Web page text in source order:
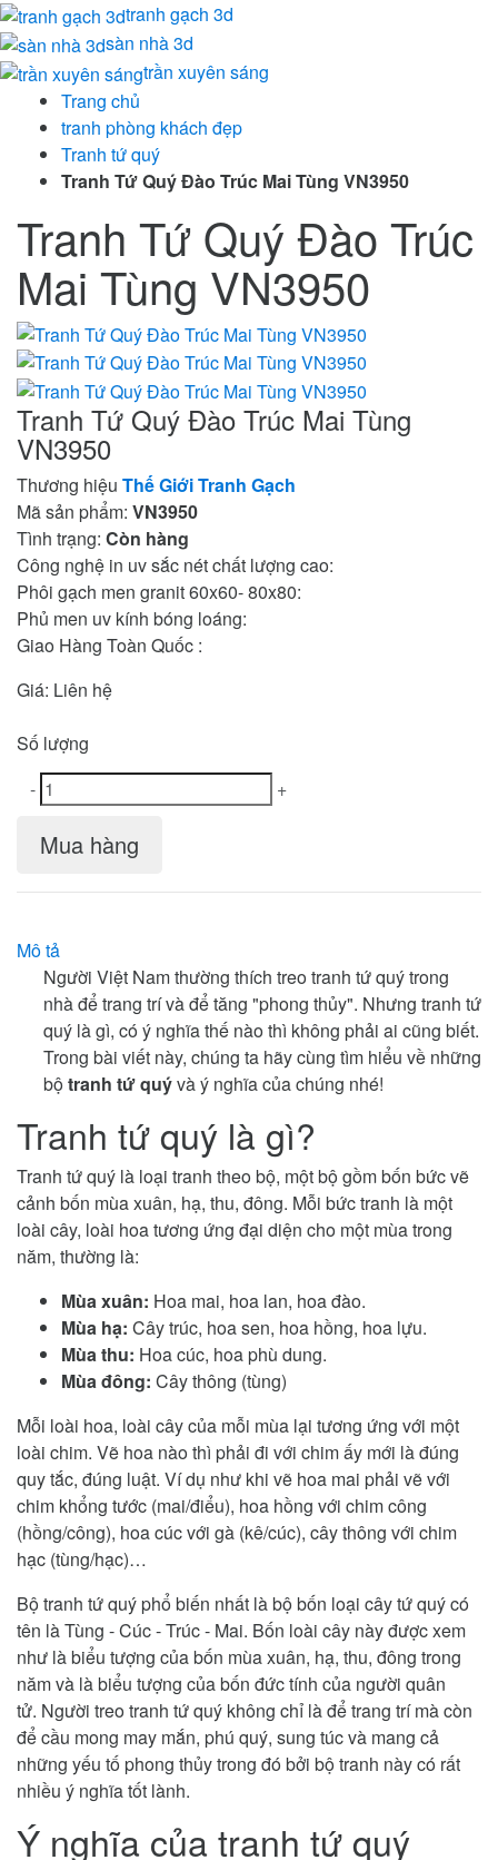
tranh gạch 3d
sàn nhà 3d
trần xuyên sáng
Trang chủ
tranh phòng khách đẹp
Tranh tứ quý
Tranh Tứ Quý Đào Trúc Mai Tùng VN3950
Tranh Tứ Quý Đào Trúc
Mai Tùng VN3950
Tranh Tứ Quý Đào Trúc Mai Tùng
VN3950
Thương hiệu Thế Giới Tranh Gạch
Mã sản phẩm: VN3950
Tình trạng: Còn hàng
Công nghệ in uv sắc nét chất lượng cao:
Phôi gạch men granit 60x60- 80x80:
Phủ men uv kính bóng loáng:
Giao Hàng Toàn Quốc :
Giá: Liên hệ
Số lượng
-
+
Mua hàng
Mô tả
Người Việt Nam thường thích treo tranh tứ quý trong
nhà để trang trí và để tăng "phong thủy". Nhưng tranh tứ
quý là gì, có ý nghĩa thế nào thì không phải ai cũng biết.
Trong bài viết này, chúng ta hãy cùng tìm hiểu về những
bộtranh tứ quývà ý nghĩa của chúng nhé!
Tranh tứ quý là gì?
Tranh tứ quý là loại tranh theo bộ, một bộ gồm bốn bức vẽ
cảnh bốn mùa xuân, hạ, thu, đông. Mỗi bức tranh là một
loài cây, loài hoa tương ứng đại diện cho một mùa trong
năm, thường là:
Mùa xuân: Hoa mai, hoa lan, hoa đào.
Mùa hạ: Cây trúc, hoa sen, hoa hồng, hoa lựu.
Mùa thu: Hoa cúc, hoa phù dung.
Mùa đông: Cây thông (tùng)
Mỗi loài hoa, loài cây của mỗi mùa lại tương ứng với một
loài chim. Vẽ hoa nào thì phải đi với chim ấy mới là đúng
quy tắc, đúng luật. Ví dụ như khi vẽ hoa mai phải vẽ với
chim khổng tước (mai/điểu), hoa hồng với chim công
(hồng/công), hoa cúc với gà (kê/cúc), cây thông với chim
hạc (tùng/hạc)…
Bộ tranh tứ quý phổ biến nhất là bộ bốn loại cây tứ quý có
tên là Tùng - Cúc - Trúc - Mai. Bốn loài cây này được xem
như là biểu tượng của bốn mùa xuân, hạ, thu, đông trong
năm và là biểu tượng của bốn đức tính của người quân
tử. Người treo tranh tứ quý không chỉ là để trang trí mà còn
để cầu mong may mắn, phú quý, sung túc và mang cả
những yếu tố phong thủy trong đó bởi bộ tranh này có rất
nhiều ý nghĩa tốt lành.
Ý nghĩa của tranh tứ quý